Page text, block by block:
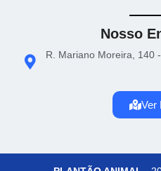
Nosso
R. Mariano Moreira, 140
Ver